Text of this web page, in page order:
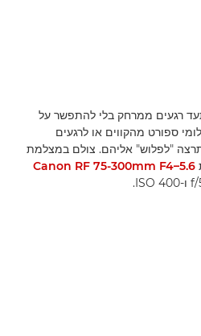
רגעים ממרחק בלי להתפשר על
ספורט מהקווים או לרגעים
"לפלוש" אליהם. צולם במצלמת
Canon RF 75-300mm F4–5.6